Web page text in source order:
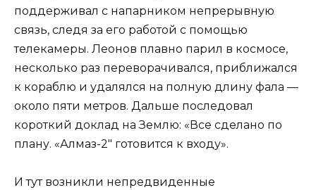
поддерживал с напарником непрерывную
связь, следя за его работой с помощью
телекамеры. Леонов плавно парил в космосе,
несколько раз переворачивался, приближался
к кораблю и удалялся на полную длину фала —
около пяти метров. Дальше последовал
короткий доклад на Землю: «Все сделано по
плану. «Алмаз-2″ готовится к входу».
И тут возникли непредвиденные